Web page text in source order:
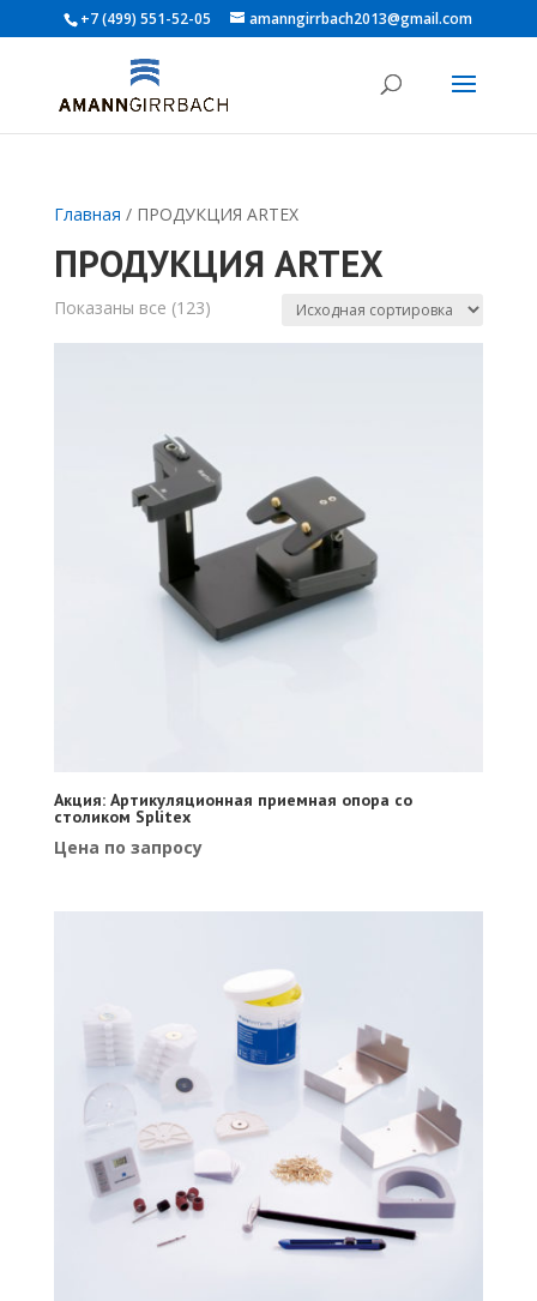
+7 (499) 551-52-05 amanngirrbach2013@gmail.com
Главная / ПРОДУКЦИЯ ARTEX
ПРОДУКЦИЯ ARTEX
Показаны все (123)
Акция: Артикуляционная приемная опора со
столиком Splitex
Цена по запросу